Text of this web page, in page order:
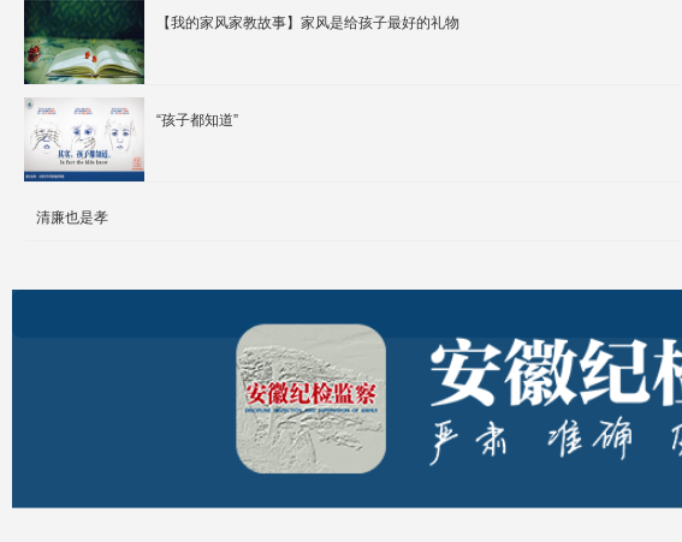
【我的家风家教故事】家风是给孩子最好的礼物
“孩子都知道”
清廉也是孝